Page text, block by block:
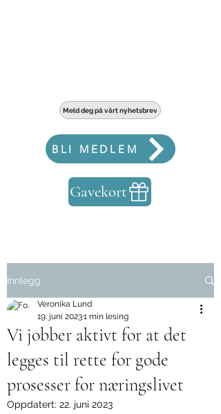
Meld deg på vårt nyhetsbrev
BLI MEDLEM
Gavekort
Innlegg
Vi jobber aktivt for at det
legges til rette for gode
prosesser for næringslivet
Veronika Lund
19. juni 20231 min lesing
Oppdatert: 22. juni 2023